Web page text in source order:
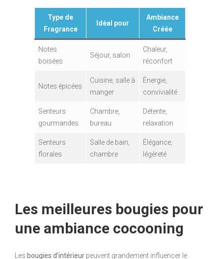
Type de
Fragrance
Idéal pour
Ambiance
Créée
Notes
boisées
Séjour, salon
Chaleur,
réconfort
Notes épicées
Cuisine, salle à
manger
Énergie,
convivialité
Senteurs
gourmandes
Chambre,
bureau
Détente,
relaxation
Senteurs
florales
Salle de bain,
chambre
Élégance,
légèreté
Les meilleures bougies pour
une ambiance cocooning
Les bougies d’intérieur peuvent grandement influencer le